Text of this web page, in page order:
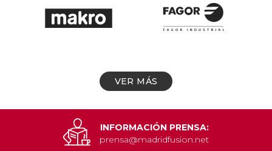
VER MÁS
INFORMACIÓN PRENSA:
prensa@madridfusion.net